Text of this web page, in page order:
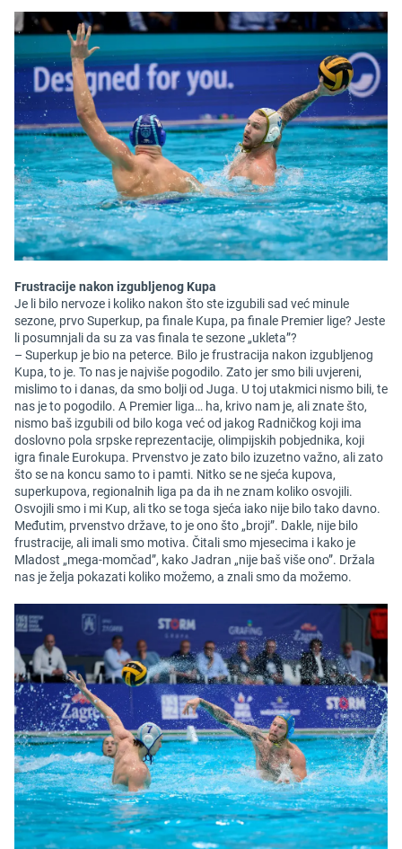
Frustracije nakon izgubljenog Kupa
Je li bilo nervoze i koliko nakon što ste izgubili sad već minule
sezone, prvo Superkup, pa finale Kupa, pa finale Premier lige? Jeste
li posumnjali da su za vas finala te sezone „ukleta”?
– Superkup je bio na peterce. Bilo je frustracija nakon izgubljenog
Kupa, to je. To nas je najviše pogodilo. Zato jer smo bili uvjereni,
mislimo to i danas, da smo bolji od Juga. U toj utakmici nismo bili, te
nas je to pogodilo. A Premier liga… ha, krivo nam je, ali znate što,
nismo baš izgubili od bilo koga već od jakog Radničkog koji ima
doslovno pola srpske reprezentacije, olimpijskih pobjednika, koji
igra finale Eurokupa. Prvenstvo je zato bilo izuzetno važno, ali zato
što se na koncu samo to i pamti. Nitko se ne sjeća kupova,
superkupova, regionalnih liga pa da ih ne znam koliko osvojili.
Osvojili smo i mi Kup, ali tko se toga sjeća iako nije bilo tako davno.
Međutim, prvenstvo države, to je ono što „broji”. Dakle, nije bilo
frustracije, ali imali smo motiva. Čitali smo mjesecima i kako je
Mladost „mega-momčad”, kako Jadran „nije baš više ono”. Držala
nas je želja pokazati koliko možemo, a znali smo da možemo.